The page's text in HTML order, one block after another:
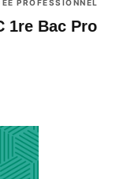
PROFESSIONNEL
1re Bac Pro